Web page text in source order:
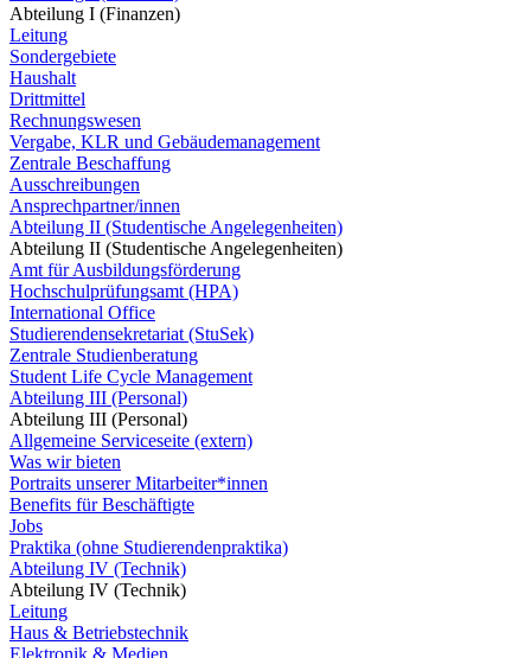
Abteilung I (Finanzen)
Leitung
Sondergebiete
Haushalt
Drittmittel
Rechnungswesen
Vergabe, KLR und Gebäudemanagement
Zentrale Beschaffung
Ausschreibungen
Ansprechpartner/innen
Abteilung II (Studentische Angelegenheiten)
Abteilung II (Studentische Angelegenheiten)
Amt für Ausbildungsförderung
Hochschulprüfungsamt (HPA)
International Office
Studierendensekretariat (StuSek)
Zentrale Studienberatung
Student Life Cycle Management
Abteilung III (Personal)
Abteilung III (Personal)
Allgemeine Serviceseite (extern)
Was wir bieten
Portraits unserer Mitarbeiter*innen
Benefits für Beschäftigte
Jobs
Praktika (ohne Studierendenpraktika)
Abteilung IV (Technik)
Abteilung IV (Technik)
Leitung
Haus & Betriebstechnik
Elektronik & Medien